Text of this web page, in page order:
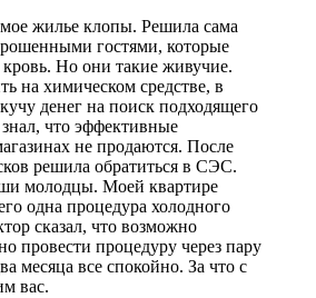
жилье клопы. Решила сама
гостями, которые
Но они такие живучие.
на химическом средстве, в
денег на поиск подходящего
что эффективные
не продаются. После
решила обратиться в СЭС.
молодцы. Моей квартире
одна процедура холодного
сказал, что возможно
провести процедуру через пару
месяца все спокойно. За что с
вас.